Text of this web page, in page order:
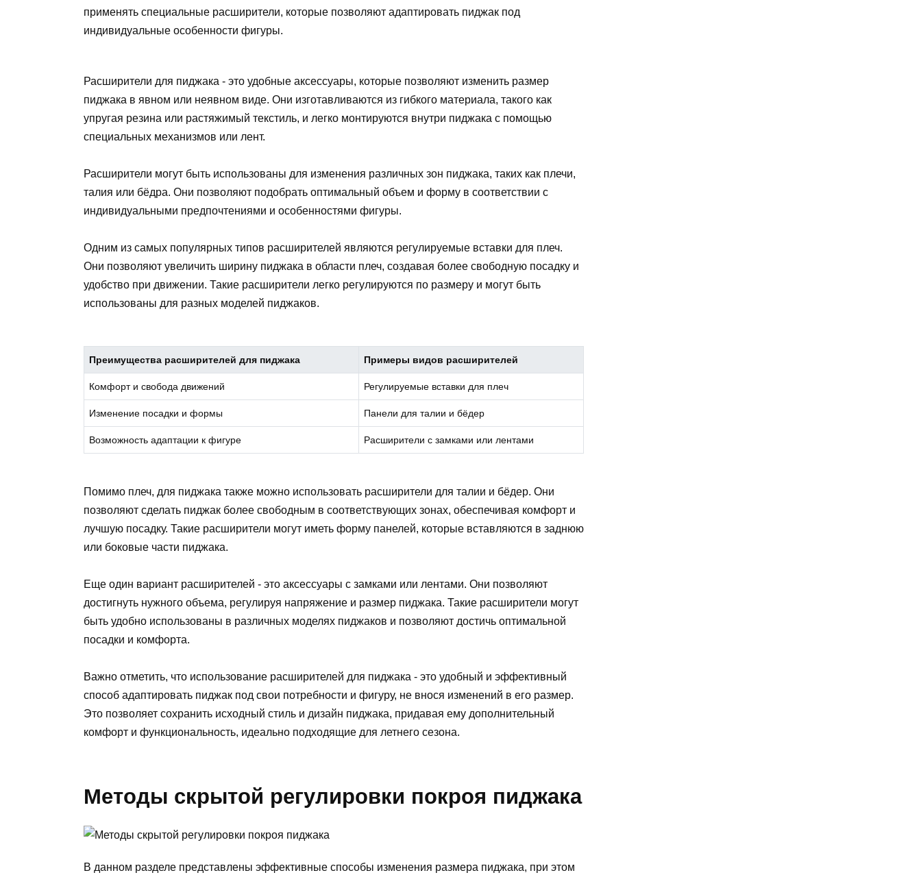
применять специальные расширители, которые позволяют адаптировать пиджак под
индивидуальные особенности фигуры.
Расширители для пиджака - это удобные аксессуары, которые позволяют изменить размер
пиджака в явном или неявном виде. Они изготавливаются из гибкого материала, такого как
упругая резина или растяжимый текстиль, и легко монтируются внутри пиджака с помощью
специальных механизмов или лент.
Расширители могут быть использованы для изменения различных зон пиджака, таких как плечи,
талия или бёдра. Они позволяют подобрать оптимальный объем и форму в соответствии с
индивидуальными предпочтениями и особенностями фигуры.
Одним из самых популярных типов расширителей являются регулируемые вставки для плеч.
Они позволяют увеличить ширину пиджака в области плеч, создавая более свободную посадку и
удобство при движении. Такие расширители легко регулируются по размеру и могут быть
использованы для разных моделей пиджаков.
Преимущества расширителей для пиджака Примеры видов расширителей
Комфорт и свобода движений Регулируемые вставки для плеч
Изменение посадки и формы Панели для талии и бёдер
Возможность адаптации к фигуре Расширители с замками или лентами
Помимо плеч, для пиджака также можно использовать расширители для талии и бёдер. Они
позволяют сделать пиджак более свободным в соответствующих зонах, обеспечивая комфорт и
лучшую посадку. Такие расширители могут иметь форму панелей, которые вставляются в заднюю
или боковые части пиджака.
Еще один вариант расширителей - это аксессуары с замками или лентами. Они позволяют
достигнуть нужного объема, регулируя напряжение и размер пиджака. Такие расширители могут
быть удобно использованы в различных моделях пиджаков и позволяют достичь оптимальной
посадки и комфорта.
Важно отметить, что использование расширителей для пиджака - это удобный и эффективный
способ адаптировать пиджак под свои потребности и фигуру, не внося изменений в его размер.
Это позволяет сохранить исходный стиль и дизайн пиджака, придавая ему дополнительный
комфорт и функциональность, идеально подходящие для летнего сезона.
Методы скрытой регулировки покроя пиджака
В данном разделе представлены эффективные способы изменения размера пиджака, при этом